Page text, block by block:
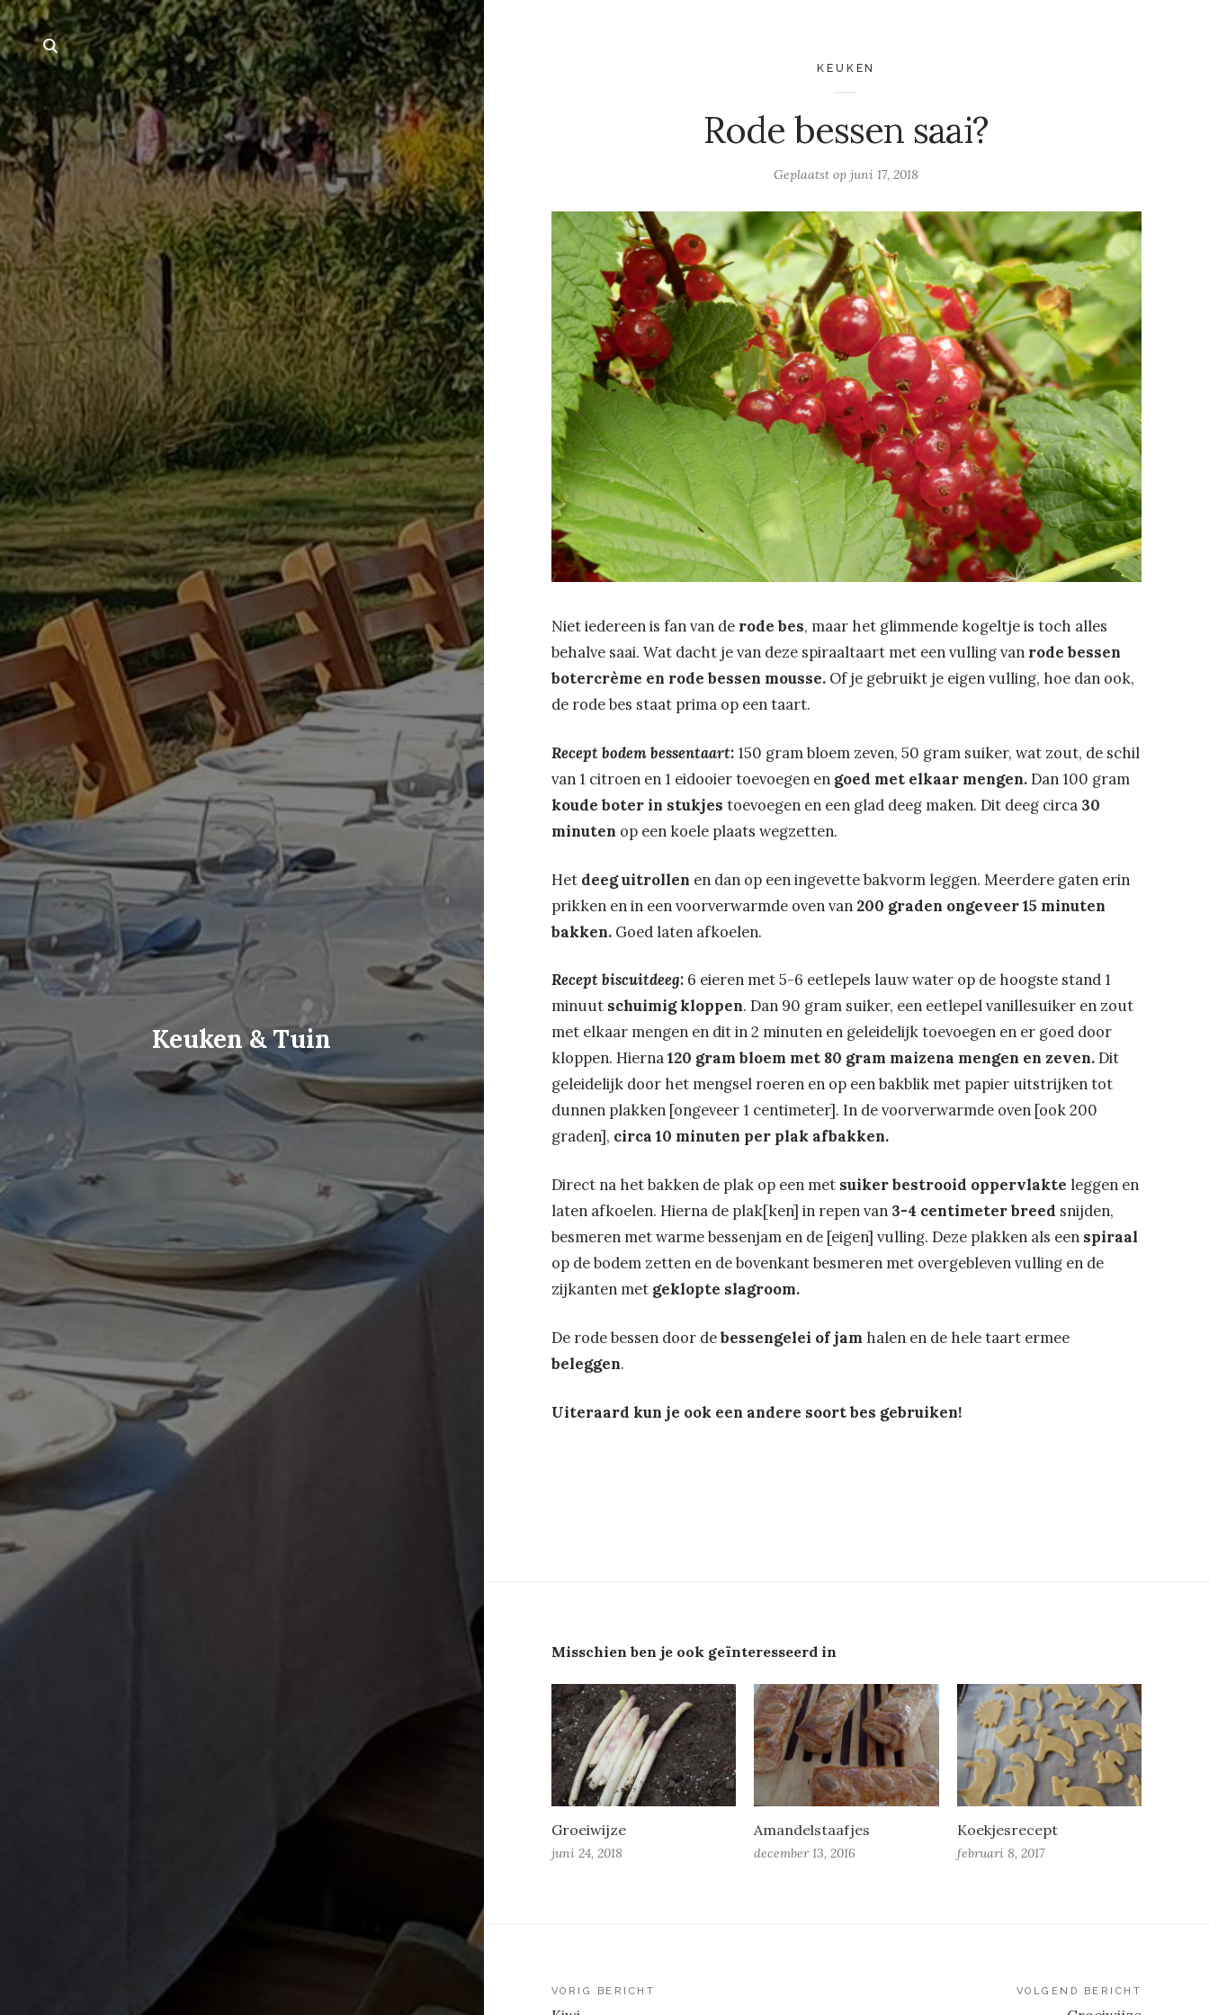
Keuken & Tuin
KEUKEN
Rode bessen saai?
Geplaatst opjuni 17, 2018
Niet iedereen is fan van de rode bes, maar het glimmende kogeltje is toch alles
behalve saai. Wat dacht je van deze spiraaltaart met een vulling van rode bessen
botercrème en rode bessen mousse.Of je gebruikt je eigen vulling, hoe dan ook,
de rode bes staat prima op een taart.
Recept bodem bessentaart:150 gram bloem zeven, 50 gram suiker, wat zout, de schil
van 1 citroen en 1 eidooier toevoegen en goed met elkaar mengen.Dan 100 gram
koude boter in stukjes toevoegen en een glad deeg maken. Dit deeg circa 30
minuten op een koele plaats wegzetten.
Het deeg uitrollen en dan op een ingevette bakvorm leggen. Meerdere gaten erin
prikken en in een voorverwarmde oven van 200 graden ongeveer 15 minuten
bakken.Goed laten afkoelen.
Recept biscuitdeeg:6 eieren met 5-6 eetlepels lauw water op de hoogste stand 1
minuut schuimig kloppen. Dan 90 gram suiker, een eetlepel vanillesuiker en zout
met elkaar mengen en dit in 2 minuten en geleidelijk toevoegen en er goed door
kloppen. Hierna120 gram bloem met 80 gram maizena mengen en zeven.Dit
geleidelijk door het mengsel roeren en op een bakblik met papier uitstrijken tot
dunnen plakken [ongeveer 1 centimeter]. In de voorverwarmde oven [ook 200
graden], circa 10 minuten per plak afbakken.
Direct na het bakken de plak op een met suiker bestrooid oppervlakte leggen en
laten afkoelen. Hierna de plak[ken] in repen van 3-4 centimeter breed snijden,
besmeren met warme bessenjam en de [eigen] vulling. Deze plakken als een spiraal
op de bodem zetten en de bovenkant besmeren met overgebleven vulling en de
zijkanten met geklopte slagroom.
De rode bessen door debessengelei of jam halen en de hele taart ermee
beleggen.
Uiteraard kun je ook een andere soort bes gebruiken!
Misschien ben je ook geïnteresseerd in
Groeiwijze
juni 24, 2018
Amandelstaafjes
december 13, 2016
Koekjesrecept
februari 8, 2017
Berichtnavigatie
VORIG BERICHT VOLGEND BERICHT